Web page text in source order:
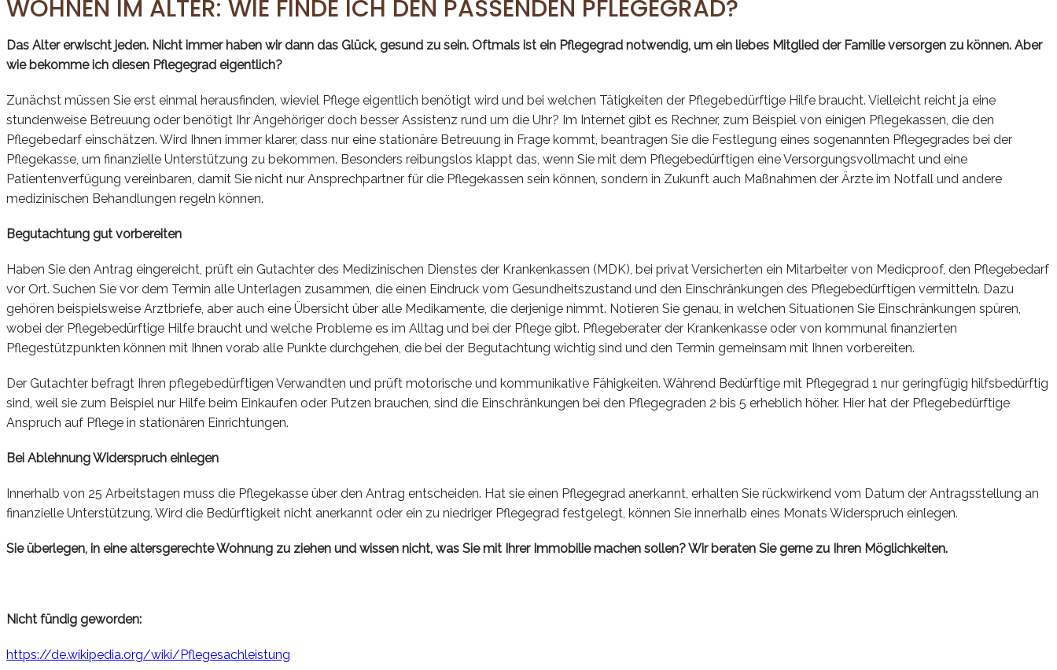
WOHNEN IM ALTER: WIE FINDE ICH DEN PASSENDEN PFLEGEGRAD?
Das Alter erwischt jeden. Nicht immer haben wir dann das Glück, gesund zu sein. Oftmals ist ein Pflegegrad notwendig, um ein liebes Mitglied der Familie versorgen zu können. Aber
wie bekomme ich diesen Pflegegrad eigentlich?
Zunächst müssen Sie erst einmal herausfinden, wieviel Pflege eigentlich benötigt wird und bei welchen Tätigkeiten der Pflegebedürftige Hilfe braucht. Vielleicht reicht ja eine
stundenweise Betreuung oder benötigt Ihr Angehöriger doch besser Assistenz rund um die Uhr? Im Internet gibt es Rechner, zum Beispiel von einigen Pflegekassen, die den
Pflegebedarf einschätzen. Wird Ihnen immer klarer, dass nur eine stationäre Betreuung in Frage kommt, beantragen Sie die Festlegung eines sogenannten Pflegegrades bei der
Pflegekasse, um finanzielle Unterstützung zu bekommen. Besonders reibungslos klappt das, wenn Sie mit dem Pflegebedürftigen eine Versorgungsvollmacht und eine
Patientenverfügung vereinbaren, damit Sie nicht nur Ansprechpartner für die Pflegekassen sein können, sondern in Zukunft auch Maßnahmen der Ärzte im Notfall und andere
medizinischen Behandlungen regeln können.
Begutachtung gut vorbereiten
Haben Sie den Antrag eingereicht, prüft ein Gutachter des Medizinischen Dienstes der Krankenkassen (MDK), bei privat Versicherten ein Mitarbeiter von Medicproof, den Pflegebedarf
vor Ort. Suchen Sie vor dem Termin alle Unterlagen zusammen, die einen Eindruck vom Gesundheitszustand und den Einschränkungen des Pflegebedürftigen vermitteln. Dazu
gehören beispielsweise Arztbriefe, aber auch eine Übersicht über alle Medikamente, die derjenige nimmt. Notieren Sie genau, in welchen Situationen Sie Einschränkungen spüren,
wobei der Pflegebedürftige Hilfe braucht und welche Probleme es im Alltag und bei der Pflege gibt. Pflegeberater der Krankenkasse oder von kommunal finanzierten
Pflegestützpunkten können mit Ihnen vorab alle Punkte durchgehen, die bei der Begutachtung wichtig sind und den Termin gemeinsam mit Ihnen vorbereiten.
Der Gutachter befragt Ihren pflegebedürftigen Verwandten und prüft motorische und kommunikative Fähigkeiten. Während Bedürftige mit Pflegegrad 1 nur geringfügig hilfsbedürftig
sind, weil sie zum Beispiel nur Hilfe beim Einkaufen oder Putzen brauchen, sind die Einschränkungen bei den Pflegegraden 2 bis 5 erheblich höher. Hier hat der Pflegebedürftige
Anspruch auf Pflege in stationären Einrichtungen.
Bei Ablehnung Widerspruch einlegen
Innerhalb von 25 Arbeitstagen muss die Pflegekasse über den Antrag entscheiden. Hat sie einen Pflegegrad anerkannt, erhalten Sie rückwirkend vom Datum der Antragsstellung an
finanzielle Unterstützung. Wird die Bedürftigkeit nicht anerkannt oder ein zu niedriger Pflegegrad festgelegt, können Sie innerhalb eines Monats Widerspruch einlegen.
Sie überlegen, in eine altersgerechte Wohnung zu ziehen und wissen nicht, was Sie mit Ihrer Immobilie machen sollen? Wir beraten Sie gerne zu Ihren Möglichkeiten.
Nicht fündig geworden:
https://de.wikipedia.org/wiki/Pflegesachleistung